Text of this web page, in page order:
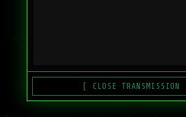
[ CLOSE TRANSMISSION ]
[ SPONSOR UTAMA ]